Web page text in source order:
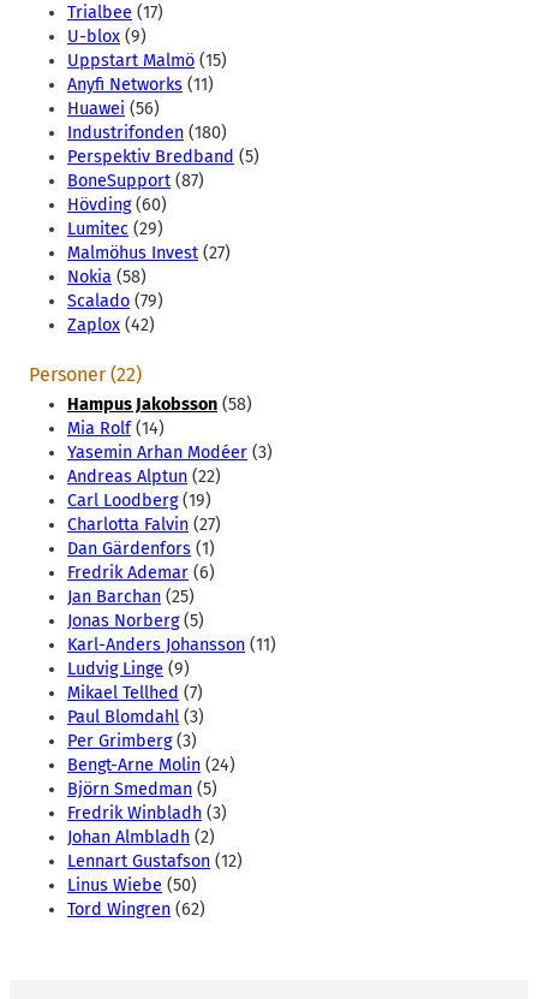
Trialbee (17)
U-blox (9)
Uppstart Malmö (15)
Anyfi Networks (11)
Huawei (56)
Industrifonden (180)
Perspektiv Bredband (5)
BoneSupport (87)
Hövding(60)
Lumitec (29)
Malmöhus Invest (27)
Nokia (58)
Scalado (79)
Zaplox (42)
Personer (22)
Hampus Jakobsson (58)
Mia Rolf(14)
Yasemin Arhan Modéer (3)
Andreas Alptun (22)
Carl Loodberg(19)
Charlotta Falvin (27)
Dan Gärdenfors (1)
Fredrik Ademar (6)
Jan Barchan (25)
Jonas Norberg(5)
Karl-Anders Johansson (11)
Ludvig Linge (9)
Mikael Tellhed (7)
Paul Blomdahl (3)
Per Grimberg(3)
Bengt-Arne Molin (24)
Björn Smedman (5)
Fredrik Winbladh (3)
Johan Almbladh (2)
Lennart Gustafson (12)
Linus Wiebe (50)
Tord Wingren (62)